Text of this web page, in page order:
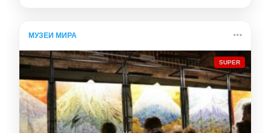
МУЗЕИ МИРА
SUPER